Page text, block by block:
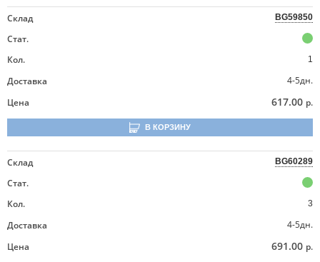
Склад BG59850
Стат.
Кол.
1
Доставка
4-5дн.
Цена
617.00 р.
В КОРЗИНУ
Склад BG60289
Стат.
Кол.
3
Доставка
4-5дн.
Цена
691.00 р.